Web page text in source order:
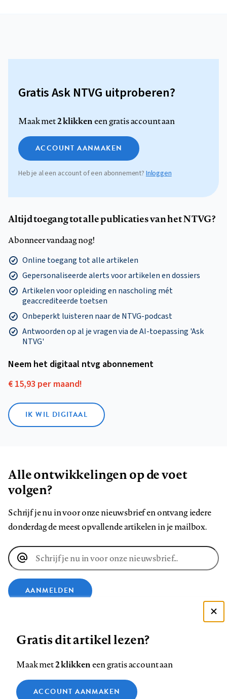
Gratis Ask NTVG uitproberen?
Maak met2 klikkeneen gratis account aan
ACCOUNT AANMAKEN
Heb je al een account of een abonnement?Inloggen
Altijd toegang tot alle publicaties van het NTVG?
Abonneer vandaag nog!
Online toegang tot alle artikelen
Gepersonaliseerde alerts voor artikelen en dossiers
Artikelen voor opleiding en nascholing mét
geaccrediteerde toetsen
Onbeperkt luisteren naar de NTVG-podcast
Antwoorden op al je vragen via de AI-toepassing 'Ask
NTVG'
Neem het digitaal ntvg abonnement
€ 15,93 per maand!
IK WIL DIGITAAL
Alle ontwikkelingen op de voet
volgen?
Schrijf je nu in voor onze nieuwsbrief en ontvang iedere
donderdag de meest opvallende artikelen in je mailbox.
E-
mailadres
AANMELDEN
op
op
op
ons
op
Contact Colofon Disclaimer Privacy
Zie onze cookie policy
Gratis dit artikel lezen?
Maak met2 klikkeneen gratis account aan
ACCOUNT AANMAKEN